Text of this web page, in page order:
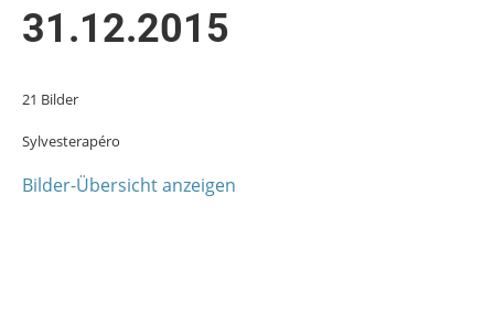
31.12.2015
21 Bilder
Sylvesterapéro
Bilder-Übersicht anzeigen